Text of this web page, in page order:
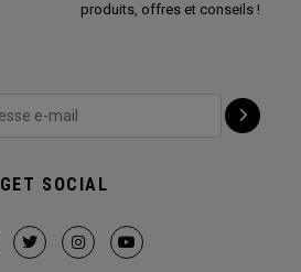
produits, offres et conseils !
GET SOCIAL